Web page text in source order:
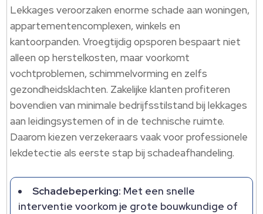
Lekkages veroorzaken enorme schade aan woningen,
appartementencomplexen, winkels en
kantoorpanden.​ Vroegtijdig opsporen bespaart niet
alleen op herstelkosten, maar voorkomt
vochtproblemen, schimmelvorming en zelfs
gezondheidsklachten.​ Zakelijke klanten profiteren
bovendien van minimale bedrijfsstilstand bij lekkages
aan leidingsystemen of in de technische ruimte.​
Daarom kiezen verzekeraars vaak voor professionele
lekdetectie als eerste stap bij schadeafhandeling.​
Schadebeperking: Met een snelle
interventie voorkom je grote bouwkundige of